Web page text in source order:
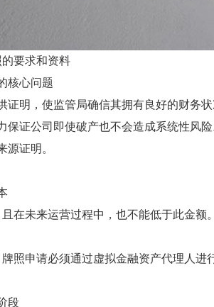
要求和资料
核心问题
证明，使监管局确信其拥有良好的财务
保证公司即使破产也不会造成系统性风
源证明。
且在未来运营过程中，也不能低于此金额
照申请必须通过虚拟金融资产代理人进
段